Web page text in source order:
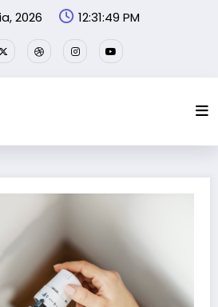
2026 12:31:49 PM